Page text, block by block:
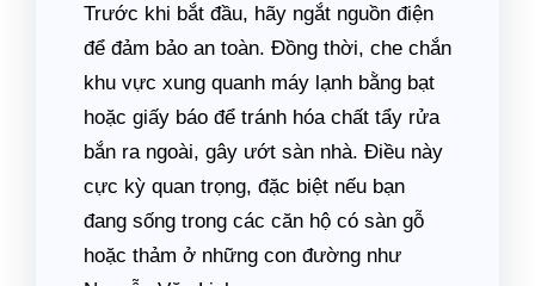
Trước khi bắt đầu, hãy ngắt nguồn điện
để đảm bảo an toàn. Đồng thời, che chắn
khu vực xung quanh máy lạnh bằng bạt
hoặc giấy báo để tránh hóa chất tẩy rửa
bắn ra ngoài, gây ướt sàn nhà. Điều này
cực kỳ quan trọng, đặc biệt nếu bạn
đang sống trong các căn hộ có sàn gỗ
hoặc thảm ở những con đường như